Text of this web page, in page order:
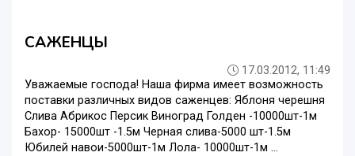
САЖЕНЦЫ
17.03.2012, 11:49
Уважаемые господа! Наша фирма имеет возможность
поставки различных видов саженцев: Яблоня черешня
Слива Абрикос Персик Виноград Голден -10000шт-1м
Бахор- 15000шт -1.5м Черная слива-5000 шт-1.5м
Юбилей навои-5000шт-1м Лола- 10000шт-1м ...